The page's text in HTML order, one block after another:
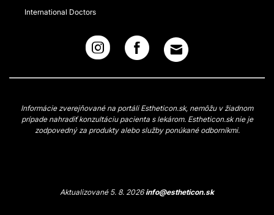
International Doctors
Informácie zverejňované na portáli Estheticon.sk, nemôžu v žiadnom
prípade nahradiť konzultáciu pacienta s lekárom. Estheticon.sk nie je
zodpovedný za produkty alebo služby ponúkané odborníkmi.
Aktualizované 5. 8. 2026info@estheticon.sk